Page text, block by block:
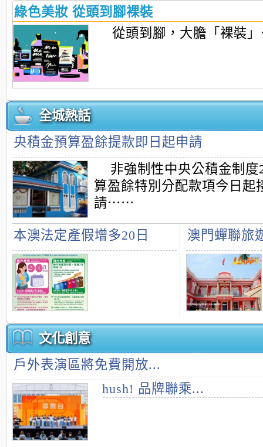
綠色美妝 從頭到腳裸裝
從頭到腳，大膽「裸裝
全城熱話
央積金預算盈餘提款即日起申請
非強制性中央公積金制度
算盈餘特別分配款項今日起
請⋯⋯
本澳法定產假增多20日 澳門蟬聯旅
文化創意
戶外表演區將免費開放...
hush! 品牌聯乘...